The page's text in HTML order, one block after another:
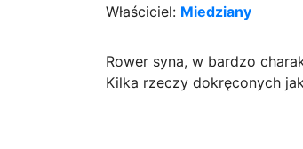
Właściciel: Miedziany
Rower syna, w bardzo
Kilka rzeczy dokręconych